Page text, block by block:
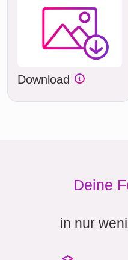
Download
Deine
in nur